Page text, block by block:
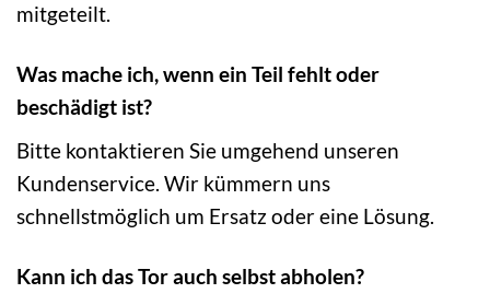
mitgeteilt.
Was mache ich, wenn ein Teil fehlt oder
beschädigt ist?
Bitte kontaktieren Sie umgehend unseren
Kundenservice. Wir kümmern uns
schnellstmöglich um Ersatz oder eine Lösung.
Kann ich das Tor auch selbst abholen?